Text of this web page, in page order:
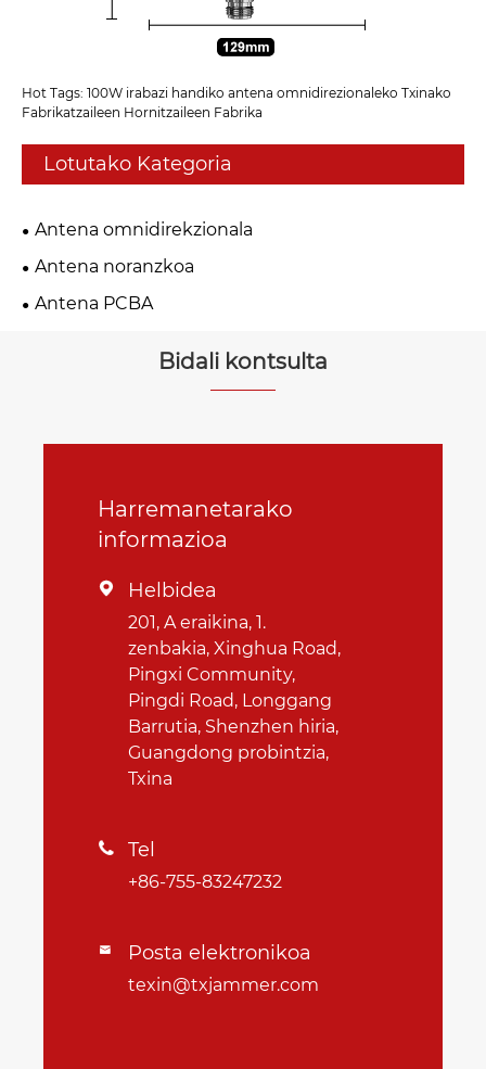
Hot Tags: 100W irabazi handiko antena omnidirezionaleko Txinako
Fabrikatzaileen Hornitzaileen Fabrika
Lotutako Kategoria
Antena omnidirekzionala
Antena noranzkoa
Antena PCBA
Bidali kontsulta
Harremanetarako
informazioa
 Helbidea
201, A eraikina, 1.
zenbakia, Xinghua Road,
Pingxi Community,
Pingdi Road, Longgang
Barrutia, Shenzhen hiria,
Guangdong probintzia,
Txina
 Tel
+86-755-83247232
 Posta elektronikoa
texin@txjammer.com